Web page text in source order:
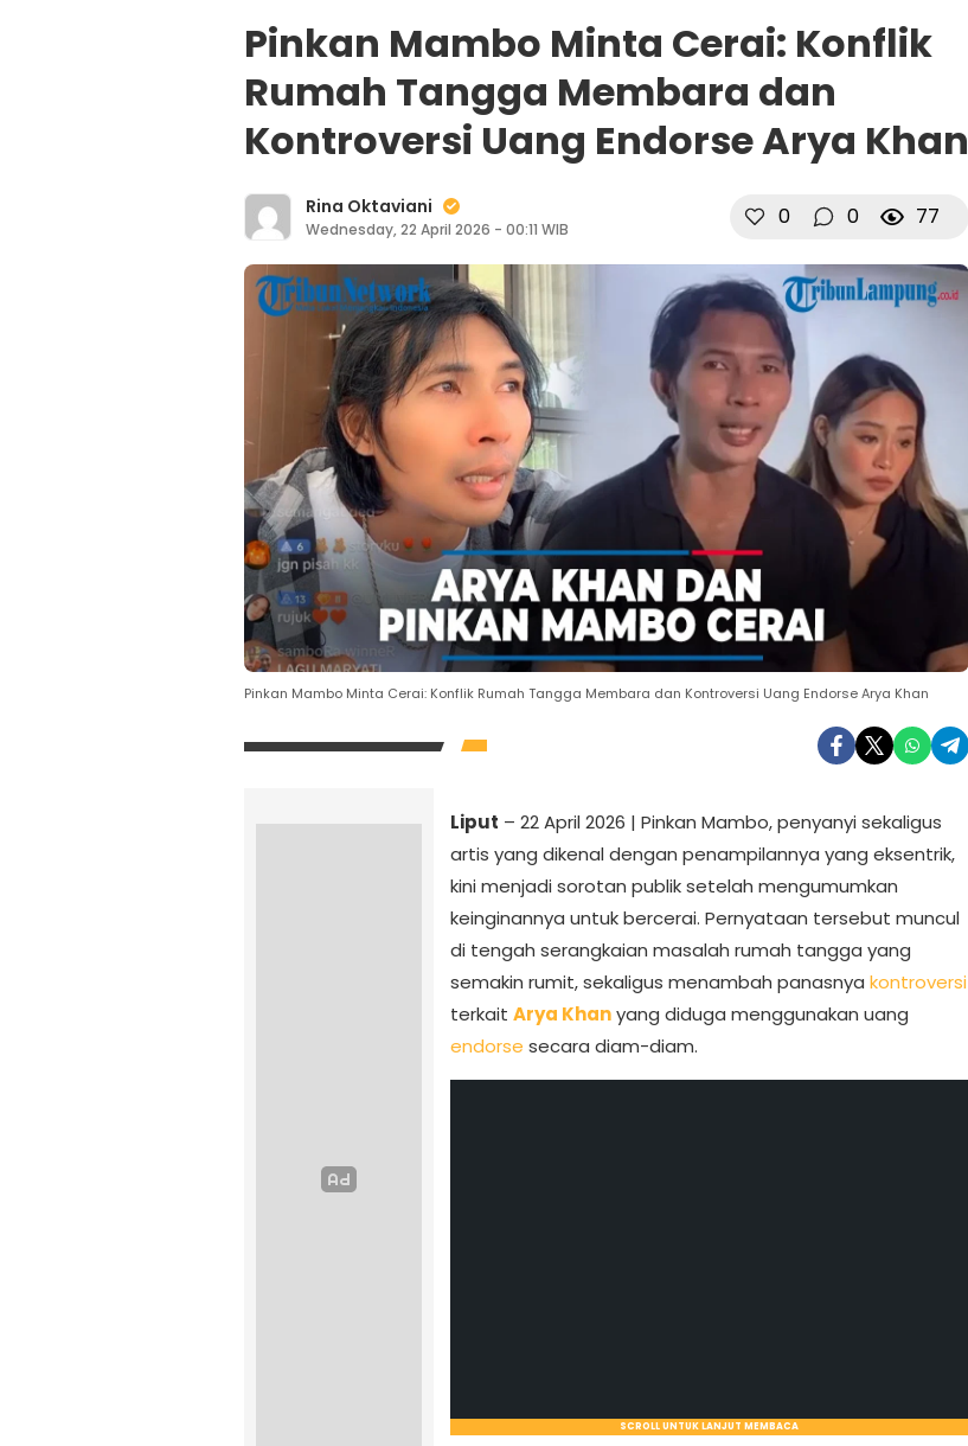
Pinkan Mambo Minta Cerai: Konflik
Rumah Tangga Membara dan
Kontroversi Uang Endorse Arya Khan
Rina Oktaviani
Wednesday, 22 April 2026 - 00:11 WIB 0 0 77
Pinkan Mambo Minta Cerai: Konflik Rumah Tangga Membara dan Kontroversi Uang Endorse Arya Khan
Liput – 22 April 2026 | Pinkan Mambo, penyanyi sekaligus
artis yang dikenal dengan penampilannya yang eksentrik,
kini menjadi sorotan publik setelah mengumumkan
keinginannya untuk bercerai. Pernyataan tersebut muncul
di tengah serangkaian masalah rumah tangga yang
semakin rumit, sekaligus menambah panasnya kontroversi
terkait Arya Khanyang diduga menggunakan uang
endorse secara diam-diam.
SCROLL UNTUK LANJUT MEMBACA